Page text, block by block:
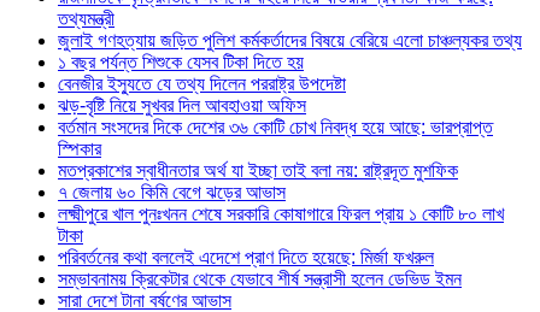
তথ্যমন্ত্রী
জুলাই গণহত্যায় জড়িত পুলিশ কর্মকর্তাদের বিষয়ে বেরিয়ে এলো চাঞ্চল্যকর তথ্য
১ বছর পর্যন্ত শিশুকে যেসব টিকা দিতে হয়
বেনজীর ইস্যুতে যে তথ্য দিলেন পররাষ্ট্র উপদেষ্টা
ঝড়-বৃষ্টি নিয়ে সুখবর দিল আবহাওয়া অফিস
বর্তমান সংসদের দিকে দেশের ৩৬ কোটি চোখ নিবদ্ধ হয়ে আছে: ভারপ্রাপ্ত
স্পিকার
মতপ্রকাশের স্বাধীনতার অর্থ যা ইচ্ছা তাই বলা নয়: রাষ্ট্রদূত মুশফিক
৭ জেলায় ৬০ কিমি বেগে ঝড়ের আভাস
লক্ষ্মীপুরে খাল পুনঃখনন শেষে সরকারি কোষাগারে ফিরল প্রায় ১ কোটি ৮০ লাখ
টাকা
পরিবর্তনের কথা বললেই এদেশে প্রাণ দিতে হয়েছে: মির্জা ফখরুল
সম্ভাবনাময় ক্রিকেটার থেকে যেভাবে শীর্ষ সন্ত্রাসী হলেন ডেভিড ইমন
সারা দেশে টানা বর্ষণের আভাস